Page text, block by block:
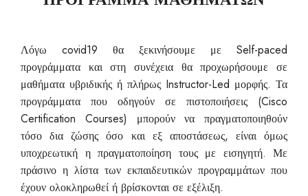
Λόγω covid19 θα ξεκινήσουμε με Self-paced
προγράμματα και στη συνέχεια θα προχωρήσουμε σε
μαθήματα υβριδικής ή πλήρως Instructor-Led μορφής. Τα
προγράμματα που οδηγούν σε πιστοποιήσεις (Cisco
Certification Courses) μπορούν να πραγματοποιηθούν
τόσο δια ζώσης όσο και εξ αποστάσεως, είναι όμως
υποχρεωτική η πραγματοποίηση τους με εισηγητή. Με
πράσινο η λίστα των εκπαιδευτικών προγραμμάτων που
έχουν ολοκληρωθεί ή βρίσκονται σε εξέλιξη.